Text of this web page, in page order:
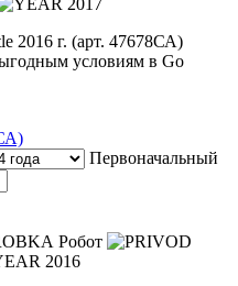
2017
Первоначальный
Робот
2016